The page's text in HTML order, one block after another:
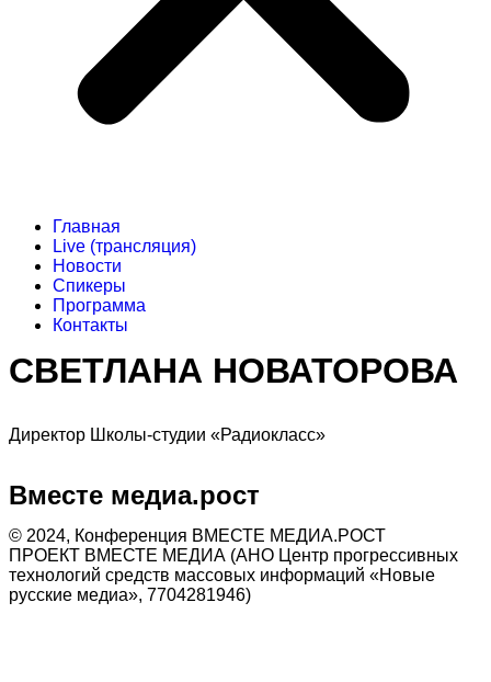
Главная
Live (трансляция)
Новости
Спикеры
Программа
Контакты
СВЕТЛАНА НОВАТОРОВА
Директор Школы-студии «Радиокласс»
Вместе медиа.рост
©️ 2024, Конференция ВМЕСТЕ МЕДИА.РОСТ
ПРОЕКТ ВМЕСТЕ МЕДИА (АНО Центр прогрессивных
технологий средств массовых информаций «Новые
русские медиа», 7704281946)